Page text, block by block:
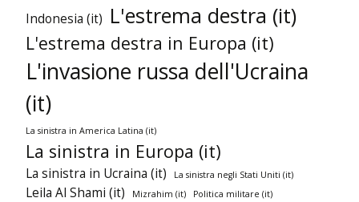
Indonesia (it) L'estrema destra (it)
L'estrema destra in Europa (it)
L'invasione russa dell'Ucraina
(it)
La sinistra in America Latina (it)
La sinistra in Europa (it)
La sinistra in Ucraina (it) La sinistra negli Stati Uniti (it)
Leila Al Shami (it) Mizrahim (it)
Politica militare (it)